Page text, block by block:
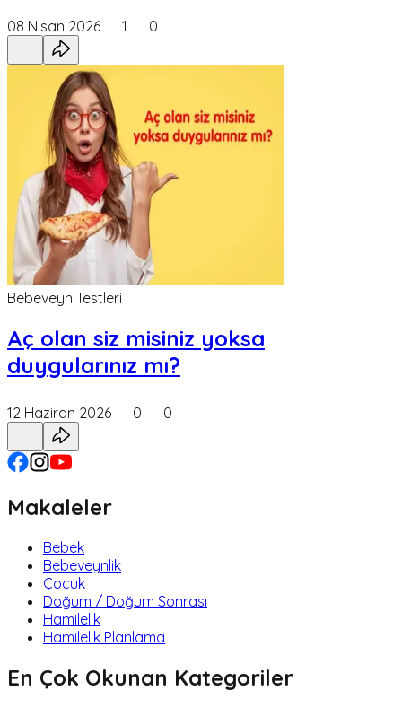
08 Nisan 2026 1 0
Bebeveyn Testleri
Aç olan siz misiniz yoksa
duygularınız mı?
12 Haziran 2026 0 0
Makaleler
Bebek
Bebeveynlik
Çocuk
Doğum / Doğum Sonrası
Hamilelik
Hamilelik Planlama
En Çok Okunan Kategoriler